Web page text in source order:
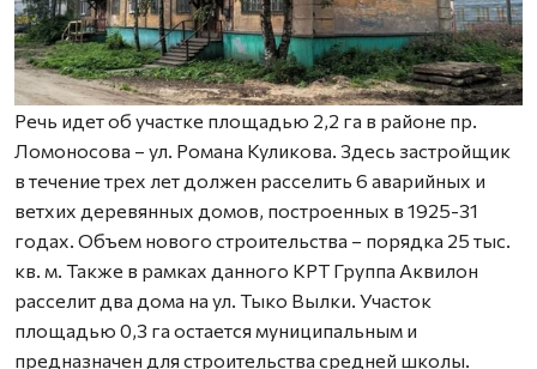
Речь идет об участке площадью 2,2 га в районе пр.
Ломоносова – ул. Романа Куликова. Здесь застройщик
в течение трех лет должен расселить 6 аварийных и
ветхих деревянных домов, построенных в 1925-31
годах. Объем нового строительства – порядка 25 тыс.
кв. м. Также в рамках данного КРТ Группа Аквилон
расселит два дома на ул. Тыко Вылки. Участок
площадью 0,3 га остается муниципальным и
предназначен для строительства средней школы.